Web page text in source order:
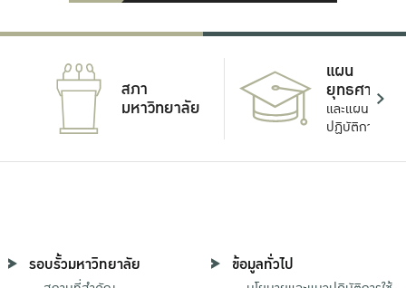
สภา
มหาวิทยาลัย
แผน
ยุทธศาสตร์
และแผน
ปฏิบัติการ
รอบรั้วมหาวิทยาลัย ข้อมูลทั่วไป